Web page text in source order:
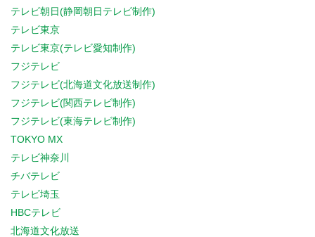
テレビ朝日(静岡朝日テレビ制作)
テレビ東京
テレビ東京(テレビ愛知制作)
フジテレビ
フジテレビ(北海道文化放送制作)
フジテレビ(関西テレビ制作)
フジテレビ(東海テレビ制作)
TOKYO MX
テレビ神奈川
チバテレビ
テレビ埼玉
HBCテレビ
北海道文化放送